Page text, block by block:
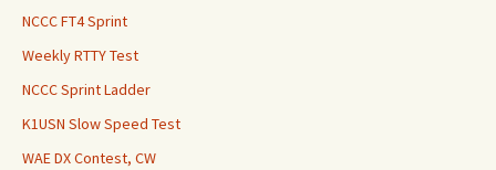
NCCC FT4 Sprint
Weekly RTTY Test
NCCC Sprint Ladder
K1USN Slow Speed Test
WAE DX Contest, CW